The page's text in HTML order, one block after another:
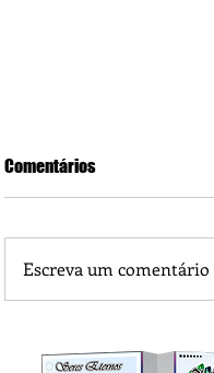
Comentários
Escreva um comentário